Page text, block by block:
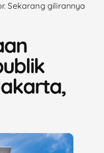
Sekarang gilirannya